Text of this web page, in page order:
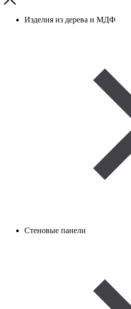
Изделия из дерева и МДФ
Стеновые панели